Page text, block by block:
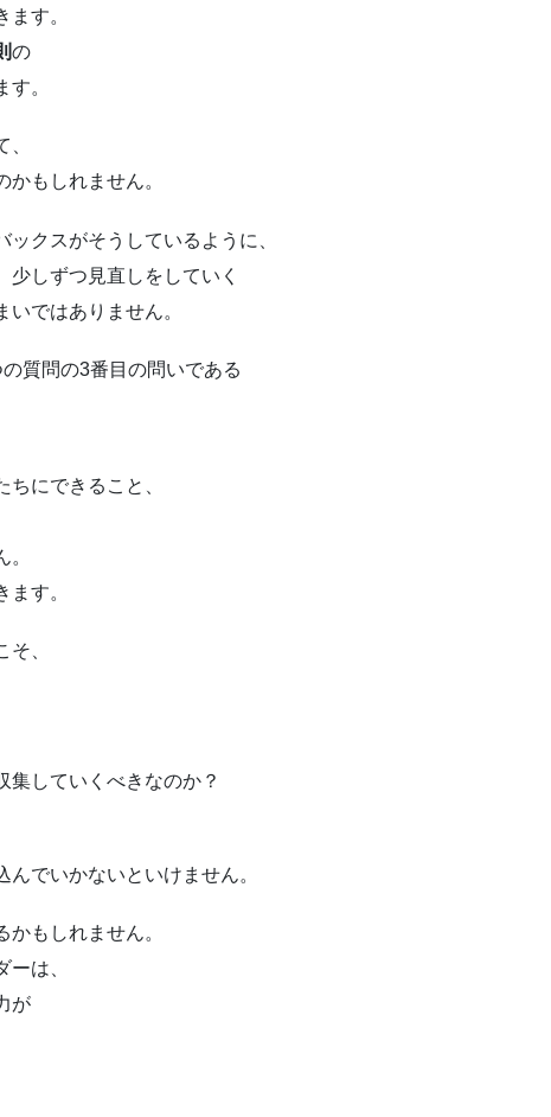
す。
の
。
もしれません。
クスがそうしているように、
しずつ見直しをしていく
ではありません。
質問の3番目の問いである
にできること、
す。
、
集していくべきなのか？
でいかないといけません。
もしれません。
は、
が